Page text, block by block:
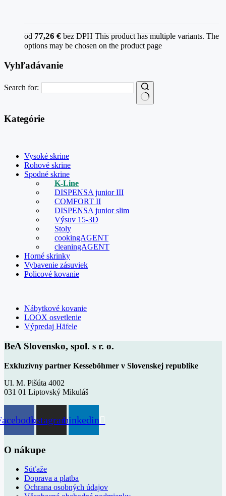
od 77,26 € bez DPH This product has multiple variants. The
options may be chosen on the product page
Vyhľadávanie
Search for:
Kategórie
Vysoké skrine
Rohové skrine
Spodné skrine
K-Line
DISPENSA junior III
COMFORT II
DISPENSA junior slim
Výsuv 15-3D
Stoly
cookingAGENT
cleaningAGENT
Horné skrinky
Vybavenie zásuviek
Policové kovanie
Nábytkové kovanie
LOOX osvetlenie
Výpredaj Häfele
BeA Slovensko, spol. s r. o.
Exkluzívny partner Kesseböhmer v Slovenskej republike
Ul. M. Pišúta 4002
031 01 Liptovský Mikuláš
InstagramLinkedin
O nákupe
Súťaže
Doprava a platba
Ochrana osobných údajov